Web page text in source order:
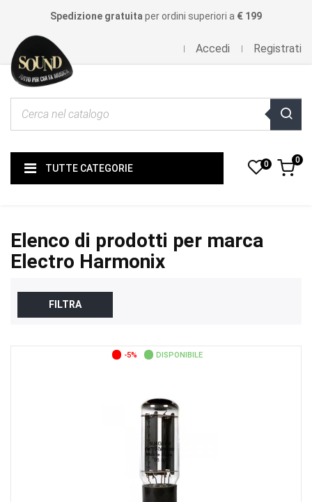
Spedizione gratuita per ordini superiori a € 199
Accedi Registrati
TUTTE CATEGORIE 0 0
Elenco di prodotti per marca
Electro Harmonix
FILTRA
-5% DISPONIBILE